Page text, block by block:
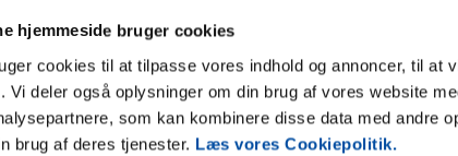
hjemmeside bruger cookies
cookies til at tilpasse vores indhold og annoncer, til at
Vi deler også oplysninger om din brug af vores website
som kan kombinere disse data med andre
brug af deres tjenester. Læs vores Cookiepolitik.
købe kort med cykel- og vandreruter.